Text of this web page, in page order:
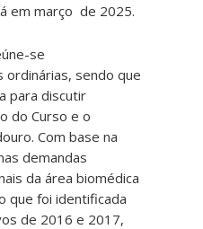
em março de 2025.
se
sendo que
para discutir
do Curso e o
Com base na
demandas
da área biomédica
que foi identificada
de 2016 e 2017,